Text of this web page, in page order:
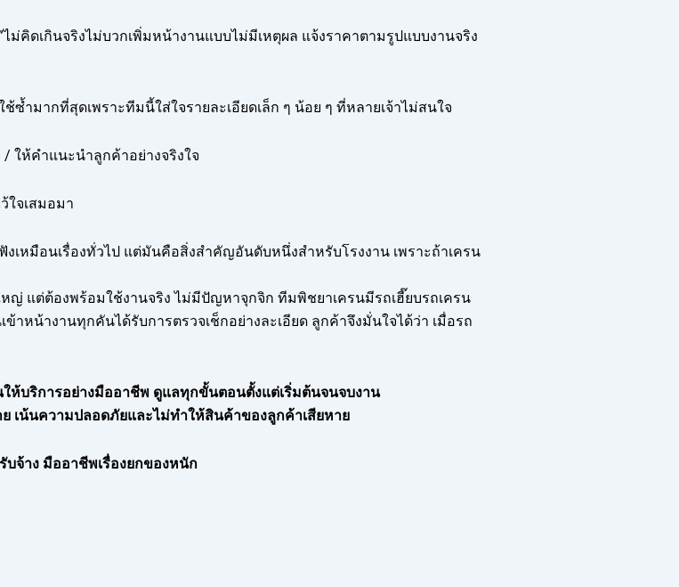
ม่คิดเกินจริงไม่บวกเพิ่มหน้างานแบบไม่มีเหตุผล แจ้งราคาตามรูปแบบงานจริง
ซ้ำมากที่สุดเพราะทีมนี้ใส่ใจรายละเอียดเล็ก ๆ น้อย ๆ ที่หลายเจ้าไม่สนใจ
ให้คำแนะนำลูกค้าอย่างจริงใจ
ใจเสมอมา
ฟังเหมือนเรื่องทั่วไป แต่มันคือสิ่งสำคัญอันดับหนึ่งสำหรับโรงงาน เพราะถ้าเครน
ญ่ แต่ต้องพร้อมใช้งานจริง ไม่มีปัญหาจุกจิก ทีมพิชยาเครนมีรถเฮี๊ยบรถเครน
หน้างานทุกคันได้รับการตรวจเช็กอย่างละเอียด ลูกค้าจึงมั่นใจได้ว่า เมื่อรถ
ให้บริการอย่างมืออาชีพ ดูแลทุกขั้นตอนตั้งแต่เริ่มต้นจนจบงาน
เน้นความปลอดภัยและไม่ทำให้สินค้าของลูกค้าเสียหาย
บจ้าง มืออาชีพเรื่องยกของหนัก